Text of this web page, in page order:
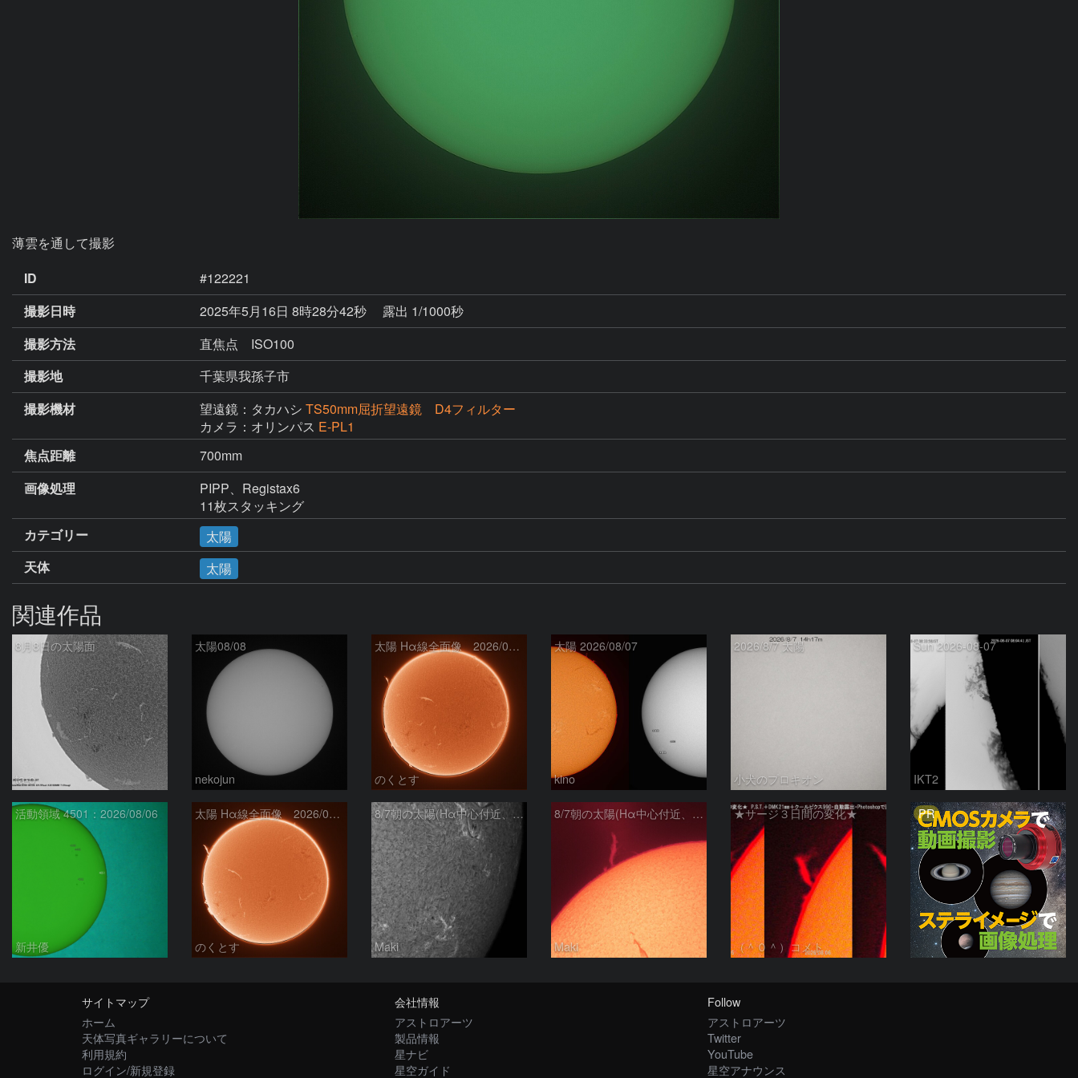
薄雲を通して撮影
ID
#122221
撮影日時
2025年5月16日 8時28分42秒
露出 1/1000秒
撮影方法
直焦点 ISO100
撮影地
千葉県我孫子市
撮影機材
望遠鏡：タカハシ TS50mm屈折望遠鏡 D4フィルター
カメラ：オリンパス E-PL1
焦点距離
700mm
画像処理
PIPP、Registax6
11枚スタッキング
カテゴリー
太陽
天体
太陽
関連作品
8月8日の太陽面
ta-o
太陽08/08
nekojun
太陽 Hα線全面像 2026/08/08
のくとす
太陽 2026/08/07
kino
2026/8/7 太陽
小犬のプロキオン
Sun 2026-08-07
IKT2
活動領域 4501：2026/08/06
新井優
太陽 Hα線全面像 2026/08/07
のくとす
8/7朝の太陽(Hα中心付近、4498、4502付近)
Maki
8/7朝の太陽(Hα中心付近、プロミネンス)
Maki
★サージ３日間の変化★
（＾０＾）コメト
PR
サイトマップ
ホーム
天体写真ギャラリーについて
利用規約
ログイン/新規登録
会社情報
アストロアーツ
製品情報
星ナビ
星空ガイド
Follow
アストロアーツ
Twitter
YouTube
星空アナウンス